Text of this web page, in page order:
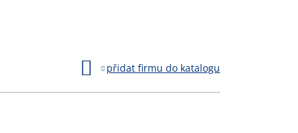
přidat firmu do katalogu